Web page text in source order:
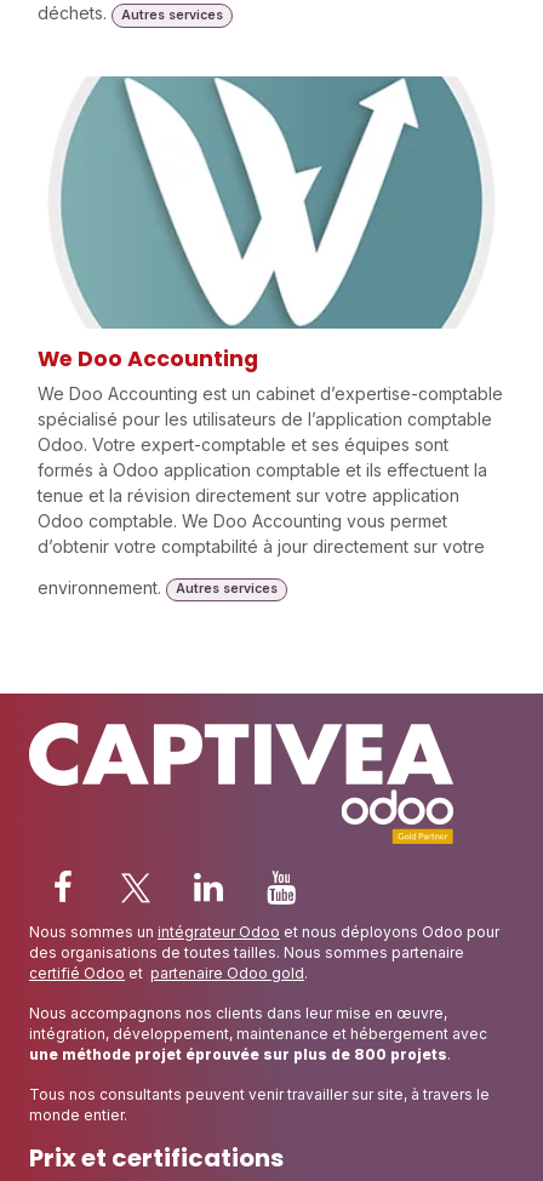
déchets.
Autres services
We Doo Accounting
We Doo Accounting est un cabinet d’expertise-comptable
spécialisé pour les utilisateurs de l’application comptable
Odoo. Votre expert-comptable et ses équipes sont
formés à Odoo application comptable et ils effectuent la
tenue et la révision directement sur votre application
Odoo comptable. We Doo Accounting vous permet
d’obtenir votre comptabilité à jour directement sur votre
environnement.
Autres services
Nous sommes un intégrateur Odoo et nous déployons Odoo pour
des organisations de toutes tailles. Nous sommes partenaire
certifié Odoo et partenaire Odoo gold.
Nous accompagnons nos clients dans leur mise en œuvre,
intégration, développement, maintenance et hébergement avec
une méthode projet éprouvée sur plus de 800 projets.
Tous nos consultants peuvent venir travailler sur site, à travers le
monde entier.
Prix et certifications